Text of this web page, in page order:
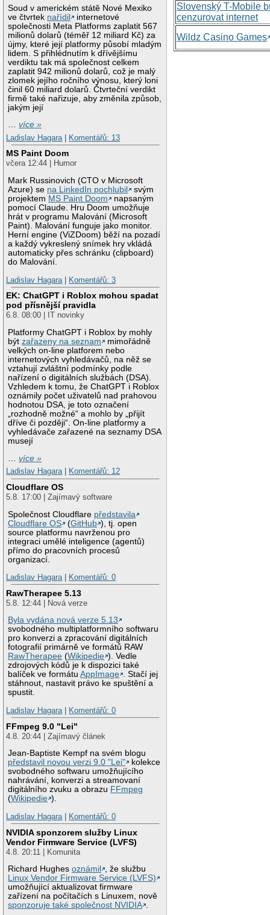
Soud v americkém státě Nové Mexiko
ve čtvrtek nařídil
internetové
společnosti Meta Platforms zaplatit 567
milionů dolarů (téměř 12 miliard Kč) za
újmy, které její platformy působí mladým
lidem. S přihlédnutím k dřívějšímu
verdiktu tak má společnost celkem
zaplatit 942 milionů dolarů, což je malý
zlomek jejího ročního výnosu, který loni
činil 60 miliard dolarů. Čtvrteční verdikt
firmě také nařizuje, aby změnila způsob,
jakým její
…více »
Ladislav Hagara
Komentářů: 13
MS Paint Doom
včera 12:44 | Humor
Mark Russinovich (CTO v Microsoft
Azure) se na LinkedIn pochlubil
svým
projektem MS Paint Doom
napsaným
pomocí Claude. Hru Doom umožňuje
hrát v programu Malování (Microsoft
Paint). Malování funguje jako monitor.
Herní engine (ViZDoom) běží na pozadí
a každý vykreslený snímek hry vkládá
automaticky přes schránku (clipboard)
do Malování.
Ladislav Hagara
Komentářů: 3
EK: ChatGPT i Roblox mohou spadat
pod přísnější pravidla
6.8. 08:00 | IT novinky
Platformy ChatGPT i Roblox by mohly
býtzařazeny na seznam
mimořádně
velkých on-line platforem nebo
internetových vyhledávačů, na něž se
vztahují zvláštní podmínky podle
nařízení o digitálních službách (DSA).
Vzhledem k tomu, že ChatGPT i Roblox
oznámily počet uživatelů nad prahovou
hodnotou DSA, je toto označení
„rozhodně možné“ a mohlo by „přijít
dříve či později“. On-line platformy a
vyhledávače zařazené na seznamy DSA
musejí
…více »
Ladislav Hagara| Komentářů: 12
Cloudflare OS
5.8. 17:00 | Zajímavý software
Společnost Cloudflare představila
Cloudflare OS
(GitHub ), tj. open
source platformu navrženou pro
integraci umělé inteligence (agentů)
přímo do pracovních procesů
organizací.
Ladislav Hagara| Komentářů: 0
RawTherapee 5.13
5.8. 12:44 | Nová verze
Byla vydána nová verze 5.13
svobodného multiplatformního softwaru
pro konverzi a zpracování digitálních
fotografií primárně ve formátů RAW
RawTherapee (Wikipedie ). Vedle
zdrojových kódů je k dispozici také
balíček ve formátuAppImage . Stačí jej
stáhnout, nastavit právo ke spuštění a
spustit.
Ladislav Hagara| Komentářů: 0
FFmpeg 9.0 "Lei"
4.8. 20:44 | Zajímavý článek
Jean-Baptiste Kempf na svém blogu
představil novou verzi 9.0 "Lei"
kolekce
svobodného softwaru umožňujícího
nahrávání, konverzi a streamovaní
digitálního zvuku a obrazu FFmpeg
(Wikipedie ).
Ladislav Hagara| Komentářů: 0
NVIDIA sponzorem služby Linux
Vendor Firmware Service (LVFS)
4.8. 20:11 | Komunita
Richard Hughesoznámil
, že službu
Linux Vendor Firmware Service (LVFS)
umožňující aktualizovat firmware
zařízení na počítačích s Linuxem, nově
sponzoruje také společnost NVIDIA .
Slovenský T-Mobile
cenzurovat internet
Wildz Casino Games